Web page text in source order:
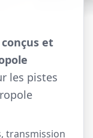
conçus et
les pistes
transmission